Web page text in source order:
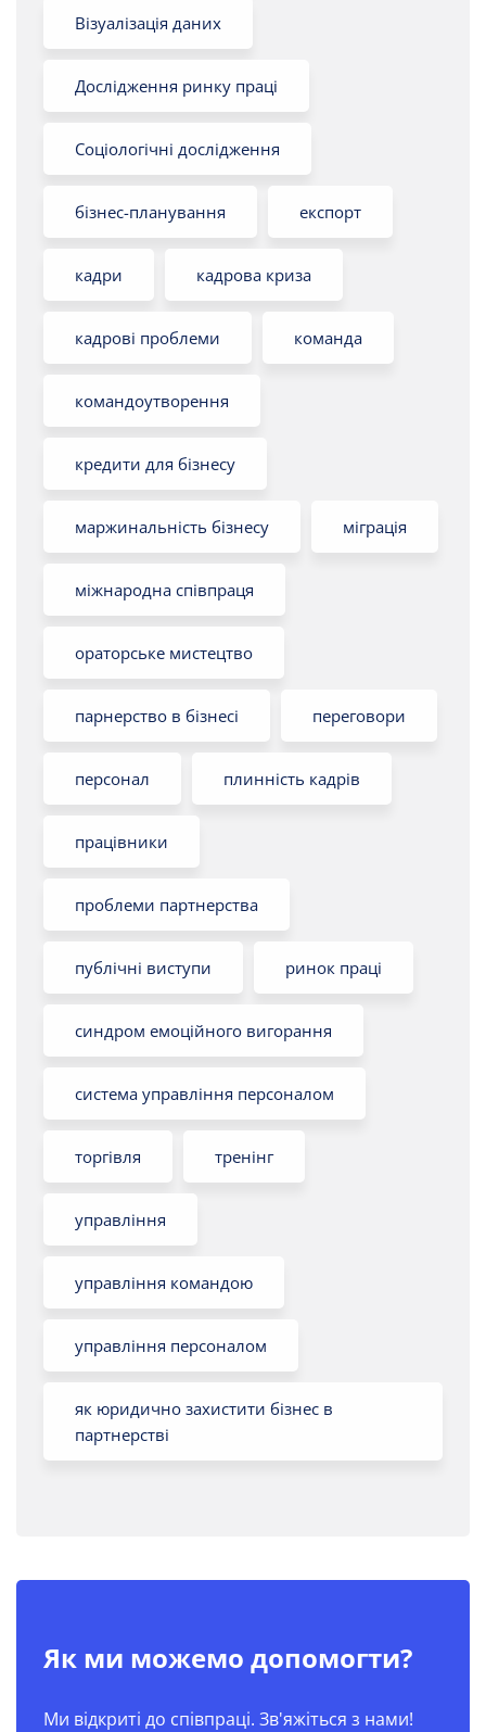
Візуалізація даних
Дослідження ринку праці
Соціологічні дослідження
бізнес-планування експорт
кадри кадрова криза
кадрові проблеми команда
командоутворення
кредити для бізнесу
маржинальність бізнесу міграція
міжнародна співпраця
ораторське мистецтво
парнерство в бізнесі переговори
персонал плинність кадрів
працівники
проблеми партнерства
публічні виступи ринок праці
синдром емоційного вигорання
система управління персоналом
торгівля тренінг
управління
управління командою
управління персоналом
як юридично захистити бізнес в
партнерстві
Як ми можемо допомогти?
Ми відкриті до співпраці. Зв'яжіться з нами!